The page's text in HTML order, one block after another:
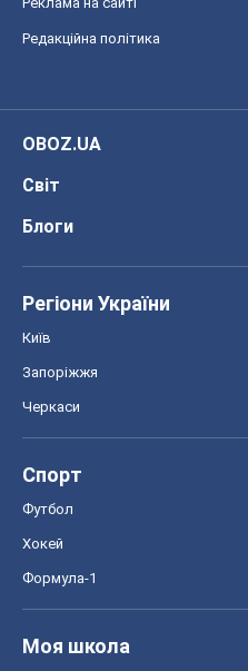
Редакційна політика
OBOZ.UA
Світ
Блоги
Регіони України
Київ
Запоріжжя
Черкаси
Спорт
Футбол
Хокей
Формула-1
Моя школа